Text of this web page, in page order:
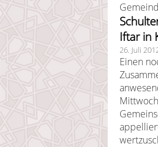
Iftar in
26. Juli
Einen